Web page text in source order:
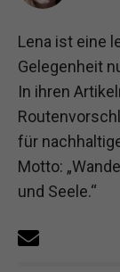
Lena ist eine
Gelegenheit
In ihren
für
Motto:
und Seele.“